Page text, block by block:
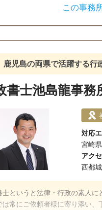
遺産分割 相
可 訪問可 初回相談無料
この事務
鹿児島の両県で活躍する行
書士池島龍事務
対応
宮崎
アク
西都
士というと法律・行政の素人
は常にご依頼者様に寄り添い